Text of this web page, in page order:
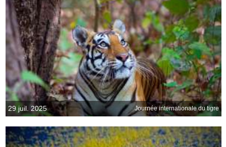
29 juil. 2025 Journée internationale du tigre